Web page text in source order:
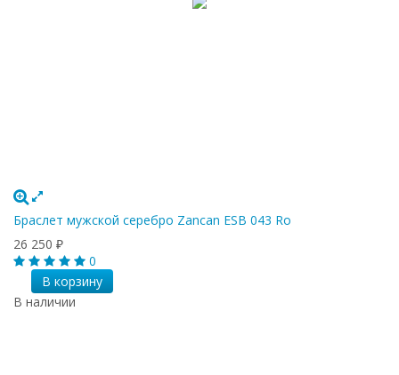
Браслет мужской серебро Zancan ESB 043 Ro
26 250 ₽
0
В корзину
В наличии